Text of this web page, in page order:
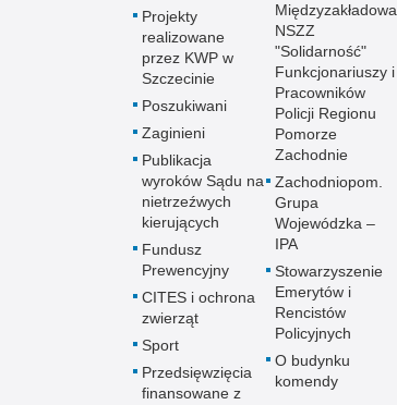
Projekty
realizowane
przez KWP w
Szczecinie
Poszukiwani
Zaginieni
Publikacja
wyroków Sądu na
nietrzeźwych
kierujących
Fundusz
Prewencyjny
CITES i ochrona
zwierząt
Sport
Przedsięwzięcia
finansowane z
Międzyzakładowa
NSZZ
"Solidarność"
Funkcjonariuszy i
Pracowników
Policji Regionu
Pomorze
Zachodnie
Zachodniopom.
Grupa
Wojewódzka –
IPA
Stowarzyszenie
Emerytów i
Rencistów
Policyjnych
O budynku
komendy